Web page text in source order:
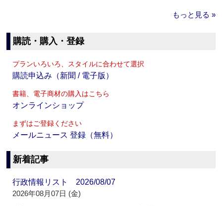
もっと見る »
購読・購入・登録
プランいろいろ、スタイルに合わせて選択
購読申込み（新聞 / 電子版）
書籍、電子商材の購入はこちら
オンラインショップ
まずはご登録ください
メールニュース 登録（無料）
新着記事
行政情報リスト 2026/08/07
2026年08月07日 (金)